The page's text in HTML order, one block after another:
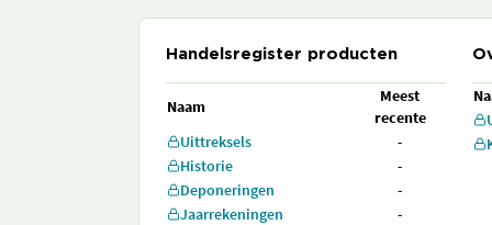
Handelsregister producten
Naam
Meest
recente
Uittreksels
-
Historie
-
Deponeringen
-
Jaarrekeningen
-